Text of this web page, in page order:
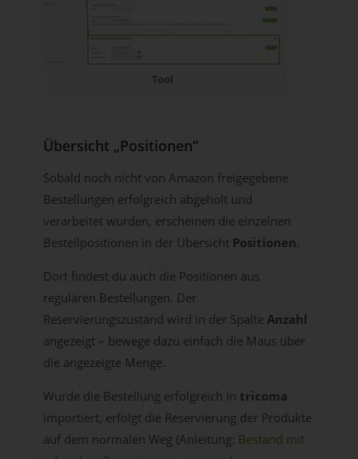
Tool
Übersicht „Positionen“
Sobald noch nicht von Amazon freigegebene
Bestellungen erfolgreich abgeholt und
verarbeitet wurden, erscheinen die einzelnen
Bestellpositionen in der Übersicht Positionen.
Dort findest du auch die Positionen aus
regulären Bestellungen. Der
Reservierungszustand wird in der Spalte Anzahl
angezeigt – bewege dazu einfach die Maus über
die angezeigte Menge.
Wurde die Bestellung erfolgreich in tricoma
importiert, erfolgt die Reservierung der Produkte
auf dem normalen Weg (Anleitung: Bestand mit